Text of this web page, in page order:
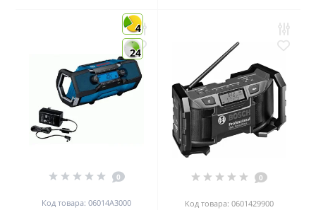
4
24
0
Код товара: 06014A3000
0
Код товара: 0601429900